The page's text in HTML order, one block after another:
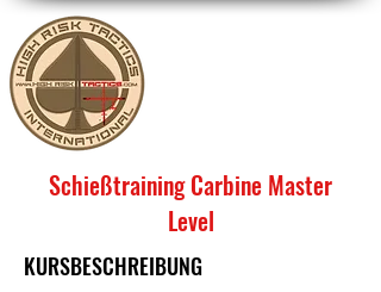
Schießtraining Carbine Master
Level
KURSBESCHREIBUNG